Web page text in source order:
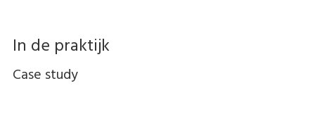
In de praktijk
Case study